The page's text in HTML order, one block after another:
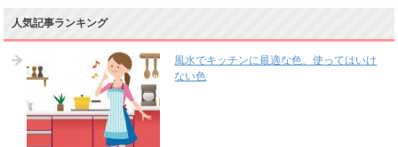
人気記事ランキング
風水でキッチンに最適な色、使ってはいけ
ない色